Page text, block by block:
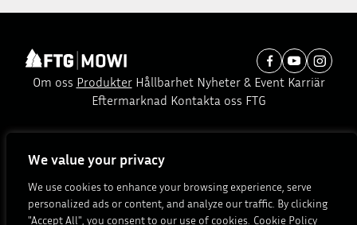
We value your privacy
We use cookies to enhance your browsing experience, serve
personalized ads or content, and analyze our traffic. By clicking
"Accept All", you consent to our use of cookies. Cookie Policy
Om oss Produkter Hållbarhet Nyheter & Event Karriär
Eftermarknad Kontakta oss FTG
© Copyright 2026. All rights reserved.